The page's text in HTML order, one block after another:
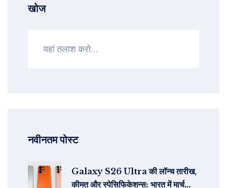
खोज
नवीनतम पोस्ट
Galaxy S26 Ultra की लॉन्च तारीख,
कीमत और स्पेसिफिकेशन्स: भारत में मार्च